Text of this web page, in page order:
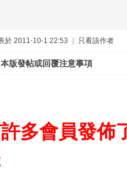
於 2011-10-1 22:53 只看該作者
本版發帖或回覆注意事項
多會員發佈